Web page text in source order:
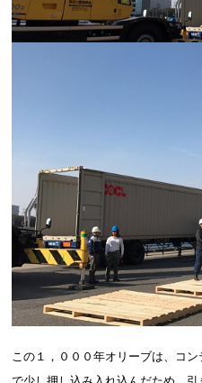
この１，０００年オリーブは、コ